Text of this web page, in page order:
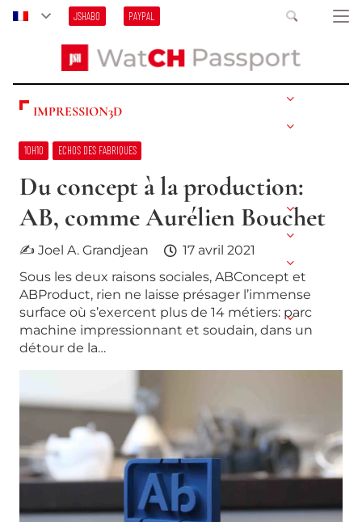
JSHABO PAYPAL
IMPRESSION3D
10H10 ECHOS DES FABRIQUES
Du concept à la production:
AB, comme Aurélien Bouchet
✍ Joel A. Grandjean
17 avril 2021
Sous les deux raisons sociales, ABConcept et
ABProduct, rien ne laisse présager l’immense
surface où s’exercent plus de 14 métiers: parc
machine impressionnant et soudain, dans un
détour de la…